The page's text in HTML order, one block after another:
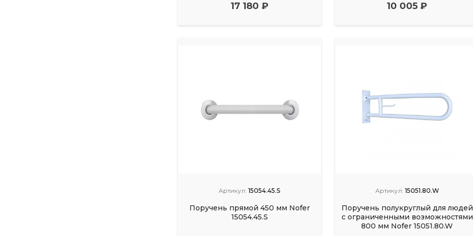
17 180 ₽ 10 005 ₽
Артикул: 15054.45.S
Поручень прямой 450 мм Nofer
15054.45.S
Артикул: 15051.80.W
Поручень полукруглый для людей
с ограниченными возможностями
800 мм Nofer 15051.80.W